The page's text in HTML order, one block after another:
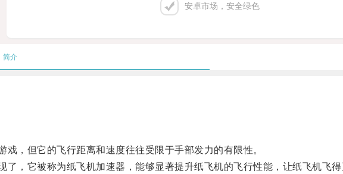
安卓市场，安全绿色
简介
，但它的飞行距离和速度往往受限于手部发力的有限性。
，它被称为纸飞机加速器，能够显著提升纸飞机的飞行性能，让纸飞机飞